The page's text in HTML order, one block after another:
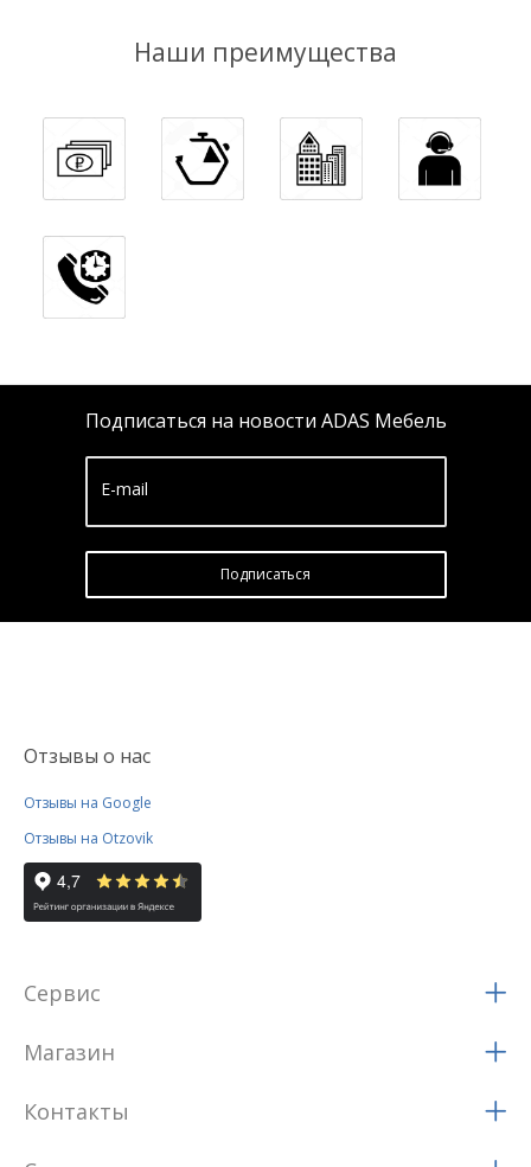
Наши преимущества
Подписаться на новости ADAS Мебель
E-mail
Подписатьcя
Отзывы о нас
Отзывы на Google
Отзывы на Otzovik
Сервис
Магазин
Контакты